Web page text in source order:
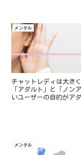
メンタル
チャットレディは大き
「アダルト」と「ノン
いユーザーの目的がア
メンタル